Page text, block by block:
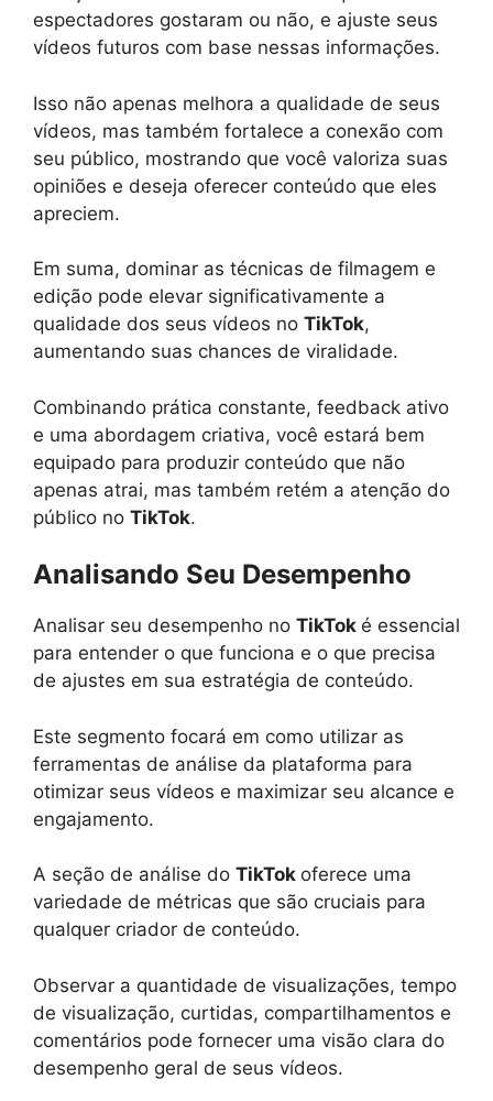
espectadores gostaram ou não, e ajuste seus
vídeos futuros com base nessas informações.
Isso não apenas melhora a qualidade de seus
vídeos, mas também fortalece a conexão com
seu público, mostrando que você valoriza suas
opiniões e deseja oferecer conteúdo que eles
apreciem.
Em suma, dominar as técnicas de filmagem e
edição pode elevar significativamente a
qualidade dos seus vídeos no TikTok,
aumentando suas chances de viralidade.
Combinando prática constante, feedback ativo
e uma abordagem criativa, você estará bem
equipado para produzir conteúdo que não
apenas atrai, mas também retém a atenção do
público no TikTok.
Analisando Seu Desempenho
Analisar seu desempenho no TikTok é essencial
para entender o que funciona e o que precisa
de ajustes em sua estratégia de conteúdo.
Este segmento focará em como utilizar as
ferramentas de análise da plataforma para
otimizar seus vídeos e maximizar seu alcance e
engajamento.
A seção de análise do TikTok oferece uma
variedade de métricas que são cruciais para
qualquer criador de conteúdo.
Observar a quantidade de visualizações, tempo
de visualização, curtidas, compartilhamentos e
comentários pode fornecer uma visão clara do
desempenho geral de seus vídeos.